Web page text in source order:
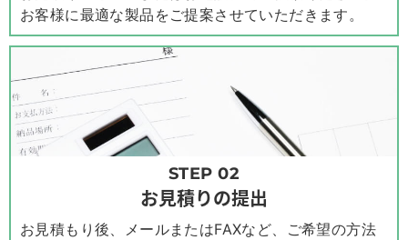
お客様に最適な製品をご提案させていただきます。
STEP 02
お見積りの提出
お見積もり後、メールまたはFAXなど、ご希望の方法